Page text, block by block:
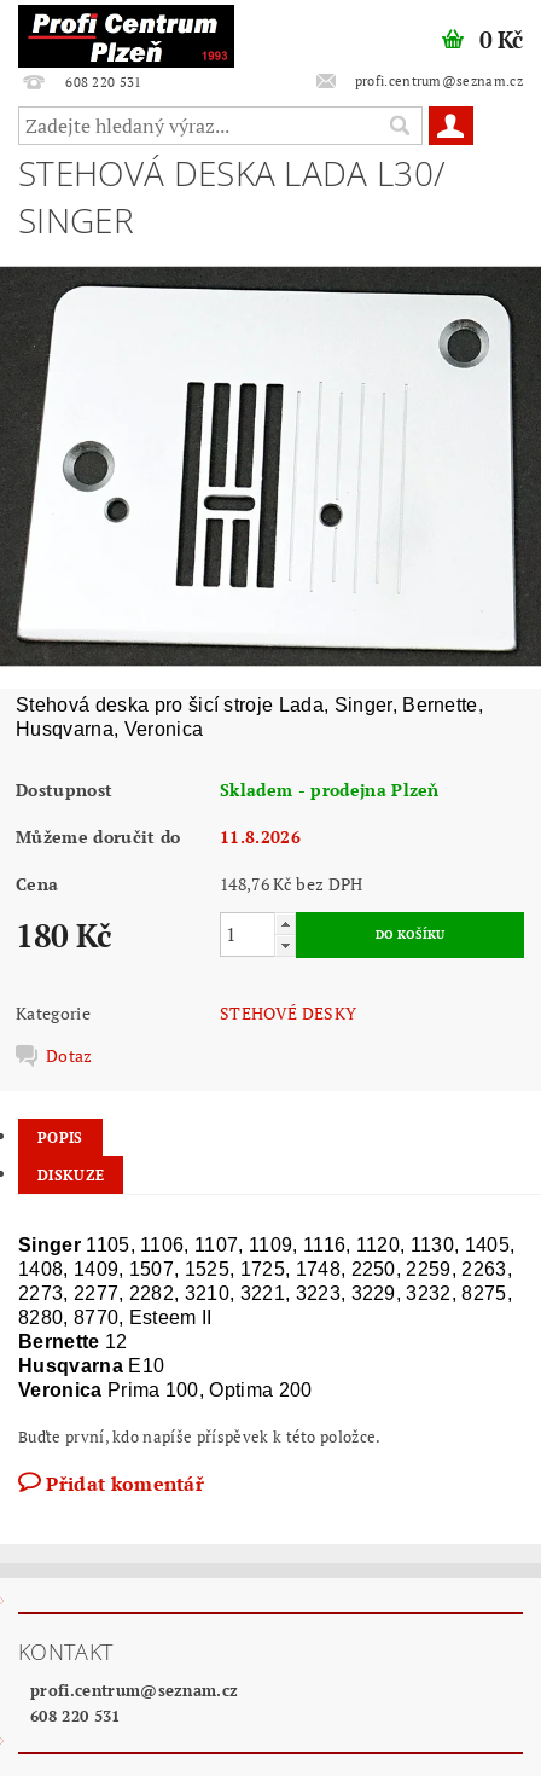
608 220 531 profi.centrum@seznam.cz
0 Kč
STEHOVÁ DESKA LADA L30/
SINGER
Stehová deska pro šicí stroje Lada, Singer, Bernette,
Husqvarna, Veronica
Dostupnost Skladem - prodejna Plzeň
Můžeme doručit do 11.8.2026
Cena 148,76 Kč bez DPH
180 Kč
Kategorie
STEHOVÉ DESKY
Dotaz
POPIS
DISKUZE
Singer1105, 1106, 1107, 1109, 1116, 1120, 1130, 1405,
1408, 1409, 1507, 1525, 1725, 1748, 2250, 2259, 2263,
2273, 2277, 2282, 3210, 3221, 3223, 3229, 3232, 8275,
8280, 8770, Esteem II
Bernette 12
HusqvarnaE10
Veronica Prima 100, Optima 200
Buďte první, kdo napíše příspěvek k této položce.
Přidat komentář
KONTAKT
profi.centrum@seznam.cz
608 220 531